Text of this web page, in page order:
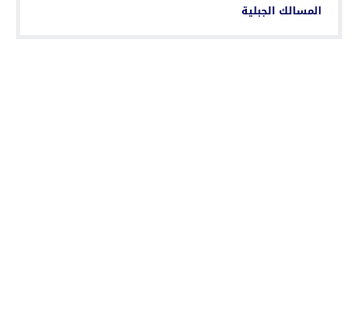
المسالك الجبلية